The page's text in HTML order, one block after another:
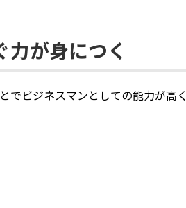
が身につく
でビジネスマンとしての能力が高く